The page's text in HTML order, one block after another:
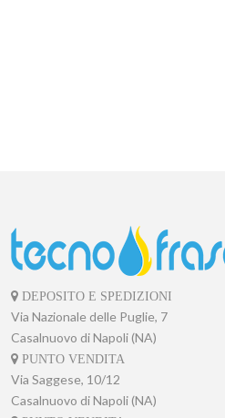
DEPOSITO E SPEDIZIONI
Via Nazionale delle Puglie, 7
Casalnuovo di Napoli (NA)
PUNTO VENDITA
Via Saggese, 10/12
Casalnuovo di Napoli (NA)